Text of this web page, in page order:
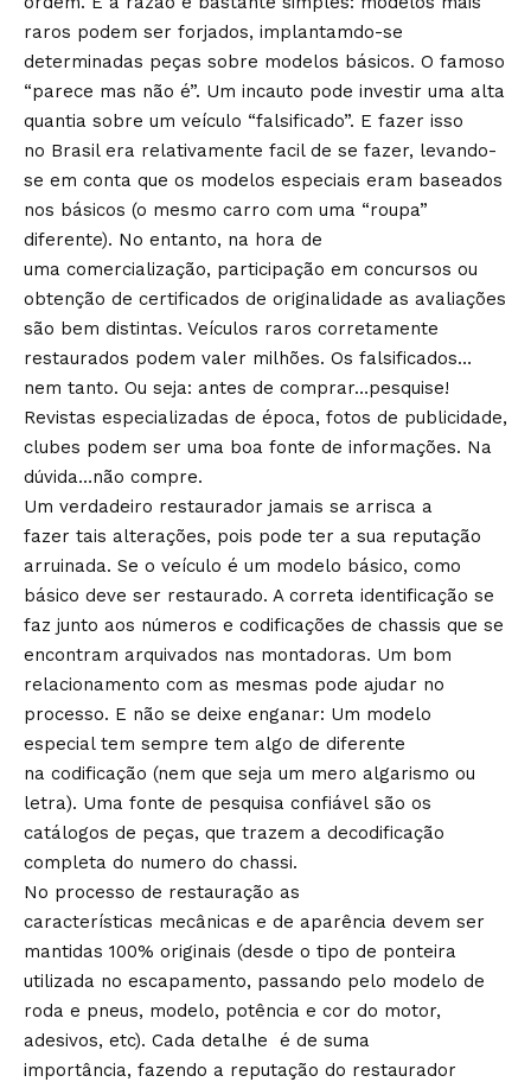
raros podem ser forjados, implantamdo-se
determinadas peças sobre modelos básicos. O famoso
“parece mas não é”. Um incauto pode investir uma alta
quantia sobre um veículo “falsificado”. E fazer isso
no Brasil era relativamente facil de se fazer, levando-
se em conta que os modelos especiais eram baseados
nos básicos (o mesmo carro com uma “roupa”
diferente). No entanto, na hora de
uma comercialização, participação em concursos ou
obtenção de certificados de originalidade as avaliações
são bem distintas. Veículos raros corretamente
restaurados podem valer milhões. Os falsificados…
nem tanto. Ou seja: antes de comprar…pesquise!
Revistas especializadas de época, fotos de publicidade,
clubes podem ser uma boa fonte de informações. Na
dúvida…não compre.
Um verdadeiro restaurador jamais se arrisca a
fazer tais alterações, pois pode ter a sua reputação
arruinada. Se o veículo é um modelo básico, como
básico deve ser restaurado. A correta identificação se
faz junto aos números e codificações de chassis que se
encontram arquivados nas montadoras. Um bom
relacionamento com as mesmas pode ajudar no
processo. E não se deixe enganar: Um modelo
especial tem sempre tem algo de diferente
na codificação (nem que seja um mero algarismo ou
letra). Uma fonte de pesquisa confiável são os
catálogos de peças, que trazem a decodificação
completa do numero do chassi.
No processo de restauração as
características mecânicas e de aparência devem ser
mantidas 100% originais (desde o tipo de ponteira
utilizada no escapamento, passando pelo modelo de
roda e pneus, modelo, potência e cor do motor,
adesivos, etc). Cada detalhe é de suma
importância, fazendo a reputação do restaurador